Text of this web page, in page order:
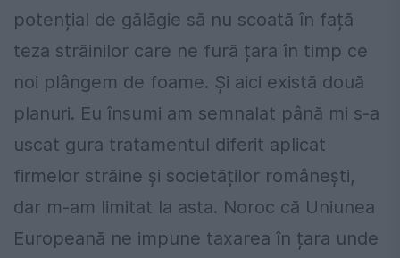
potențial de gălăgie să nu scoată în față
teza străinilor care ne fură țara în timp ce
noi plângem de foame. Și aici există două
planuri. Eu însumi am semnalat până mi s-a
uscat gura tratamentul diferit aplicat
firmelor străine și societăților românești,
dar m-am limitat la asta. Noroc că Uniunea
Europeană ne impune taxarea în țara unde